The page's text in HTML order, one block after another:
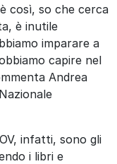
così, so che cerca
è inutile
imparare a
capire nel
Andrea
infatti, sono gli
i libri e